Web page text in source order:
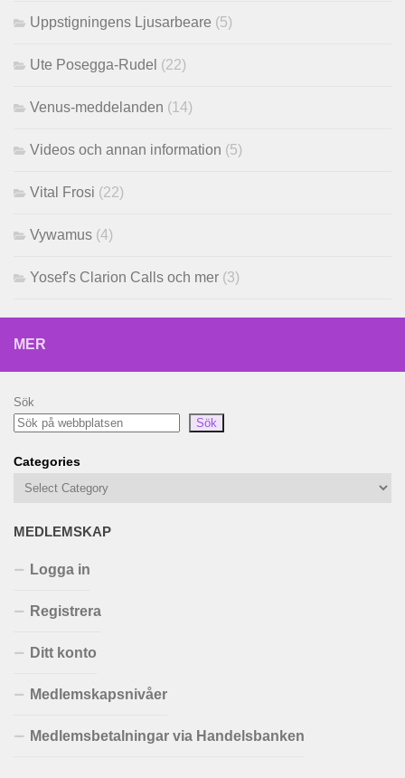
Uppstigningens Ljusarbeare (5)
Ute Posegga-Rudel (22)
Venus-meddelanden (14)
Videos och annan information (5)
Vital Frosi (22)
Vywamus (4)
Yosef's Clarion Calls och mer (3)
MER
Sök
Sök
Categories
MEDLEMSKAP
Logga in
Registrera
Ditt konto
Medlemskapsnivåer
Medlemsbetalningar via Handelsbanken